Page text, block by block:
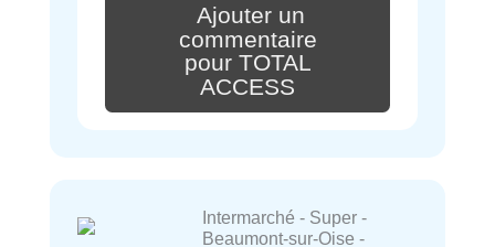
Ajouter un
commentaire
pour TOTAL
ACCESS
Intermarché - Super -
Beaumont-sur-Oise -